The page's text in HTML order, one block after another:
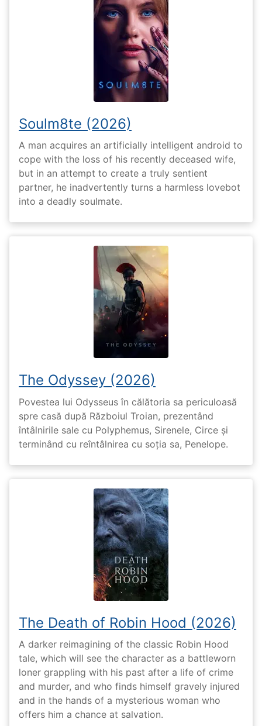
Soulm8te (2026)
A man acquires an artificially intelligent android to
cope with the loss of his recently deceased wife,
but in an attempt to create a truly sentient
partner, he inadvertently turns a harmless lovebot
into a deadly soulmate.
The Odyssey (2026)
Povestea lui Odysseus în călătoria sa periculoasă
spre casă după Războiul Troian, prezentând
întâlnirile sale cu Polyphemus, Sirenele, Circe și
terminând cu reîntâlnirea cu soția sa, Penelope.
The Death of Robin Hood (2026)
A darker reimagining of the classic Robin Hood
tale, which will see the character as a battleworn
loner grappling with his past after a life of crime
and murder, and who finds himself gravely injured
and in the hands of a mysterious woman who
offers him a chance at salvation.